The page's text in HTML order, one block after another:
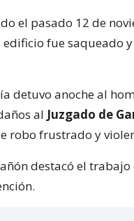
el pasado 12 de
edificio fue saqueado
detuvo anoche al
al Juzgado de
robo frustrado y
destacó el